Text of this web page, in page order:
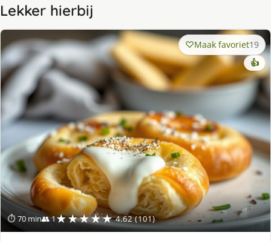
Lekker hierbij
⏱ 70 min👥 1★★★★★ 4.62 (101)
Maak favoriet19
👍